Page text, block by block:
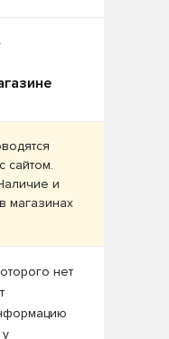
сайтом.
и
магазинах
нет